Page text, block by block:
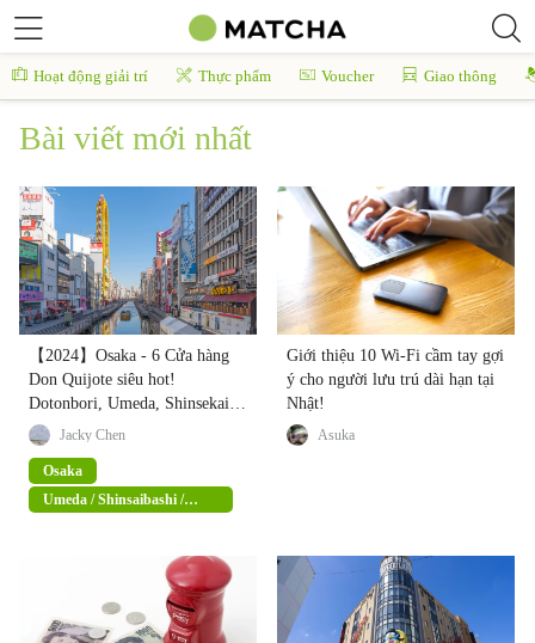
Hoạt động giải trí Thực phẩm Voucher Giao thông
Bài viết mới nhất
【2024】Osaka - 6 Cửa hàng
Don Quijote siêu hot!
Dotonbori, Umeda, Shinsekai
đều vẹn toàn tư duy (kèm ưu
đãi giảm giá 15% miễn thuế)
Jacky Chen
Osaka
Umeda / Shinsaibashi /
Namba
Giới thiệu 10 Wi-Fi cầm tay gợi
ý cho người lưu trú dài hạn tại
Nhật!
Asuka